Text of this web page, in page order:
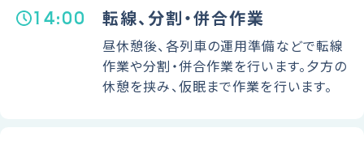
14:00 転線、分割・併合作業
昼休憩後、各列車の運用準備などで転線
作業や分割・併合作業を行います。夕方の
休憩を挟み、仮眠まで作業を行います。